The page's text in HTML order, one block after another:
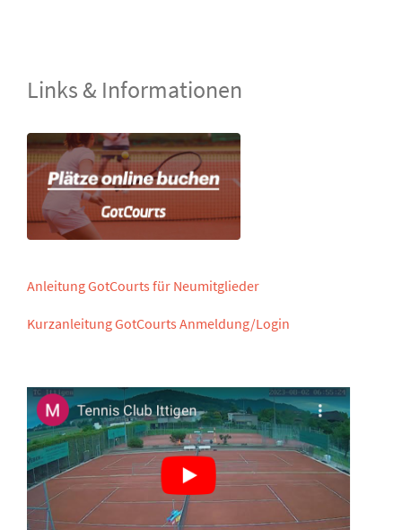
Links & Informationen
Anleitung GotCourts für Neumitglieder
Kurzanleitung GotCourts Anmeldung/Login